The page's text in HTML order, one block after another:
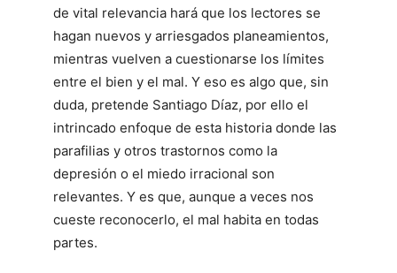
de vital relevancia hará que los lectores se
hagan nuevos y arriesgados planeamientos,
mientras vuelven a cuestionarse los límites
entre el bien y el mal. Y eso es algo que, sin
duda, pretende Santiago Díaz, por ello el
intrincado enfoque de esta historia donde las
parafilias y otros trastornos como la
depresión o el miedo irracional son
relevantes. Y es que, aunque a veces nos
cueste reconocerlo, el mal habita en todas
partes.